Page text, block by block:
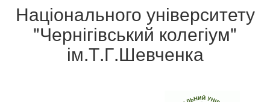
Національного університету
"Чернігівський колегіум"
ім.Т.Г.Шевченка